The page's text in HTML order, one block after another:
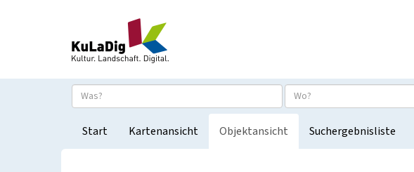
Start Kartenansicht Objektansicht Suchergebnisliste